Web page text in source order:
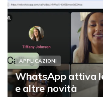
APPLICAZIONI
WhatsApp attiva
e altre novità